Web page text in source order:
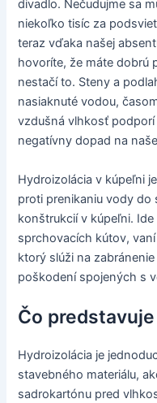
divadlo. Nečudujme sa
niekoľko tisíc za
teraz vďaka našej
hovoríte, že máte dobrú
nestačí to. Steny a
nasiaknuté vodou,
vzdušná vlhkosť
negatívny dopad na
Hydroizolácia v kúpeľni
proti prenikaniu vody do
konštrukcií v kúpeľni.
sprchovacích kútov,
ktorý slúži na
poškodení spojených s
Čo
Hydroizolácia je
stavebného materiálu,
sadrokartónu pred